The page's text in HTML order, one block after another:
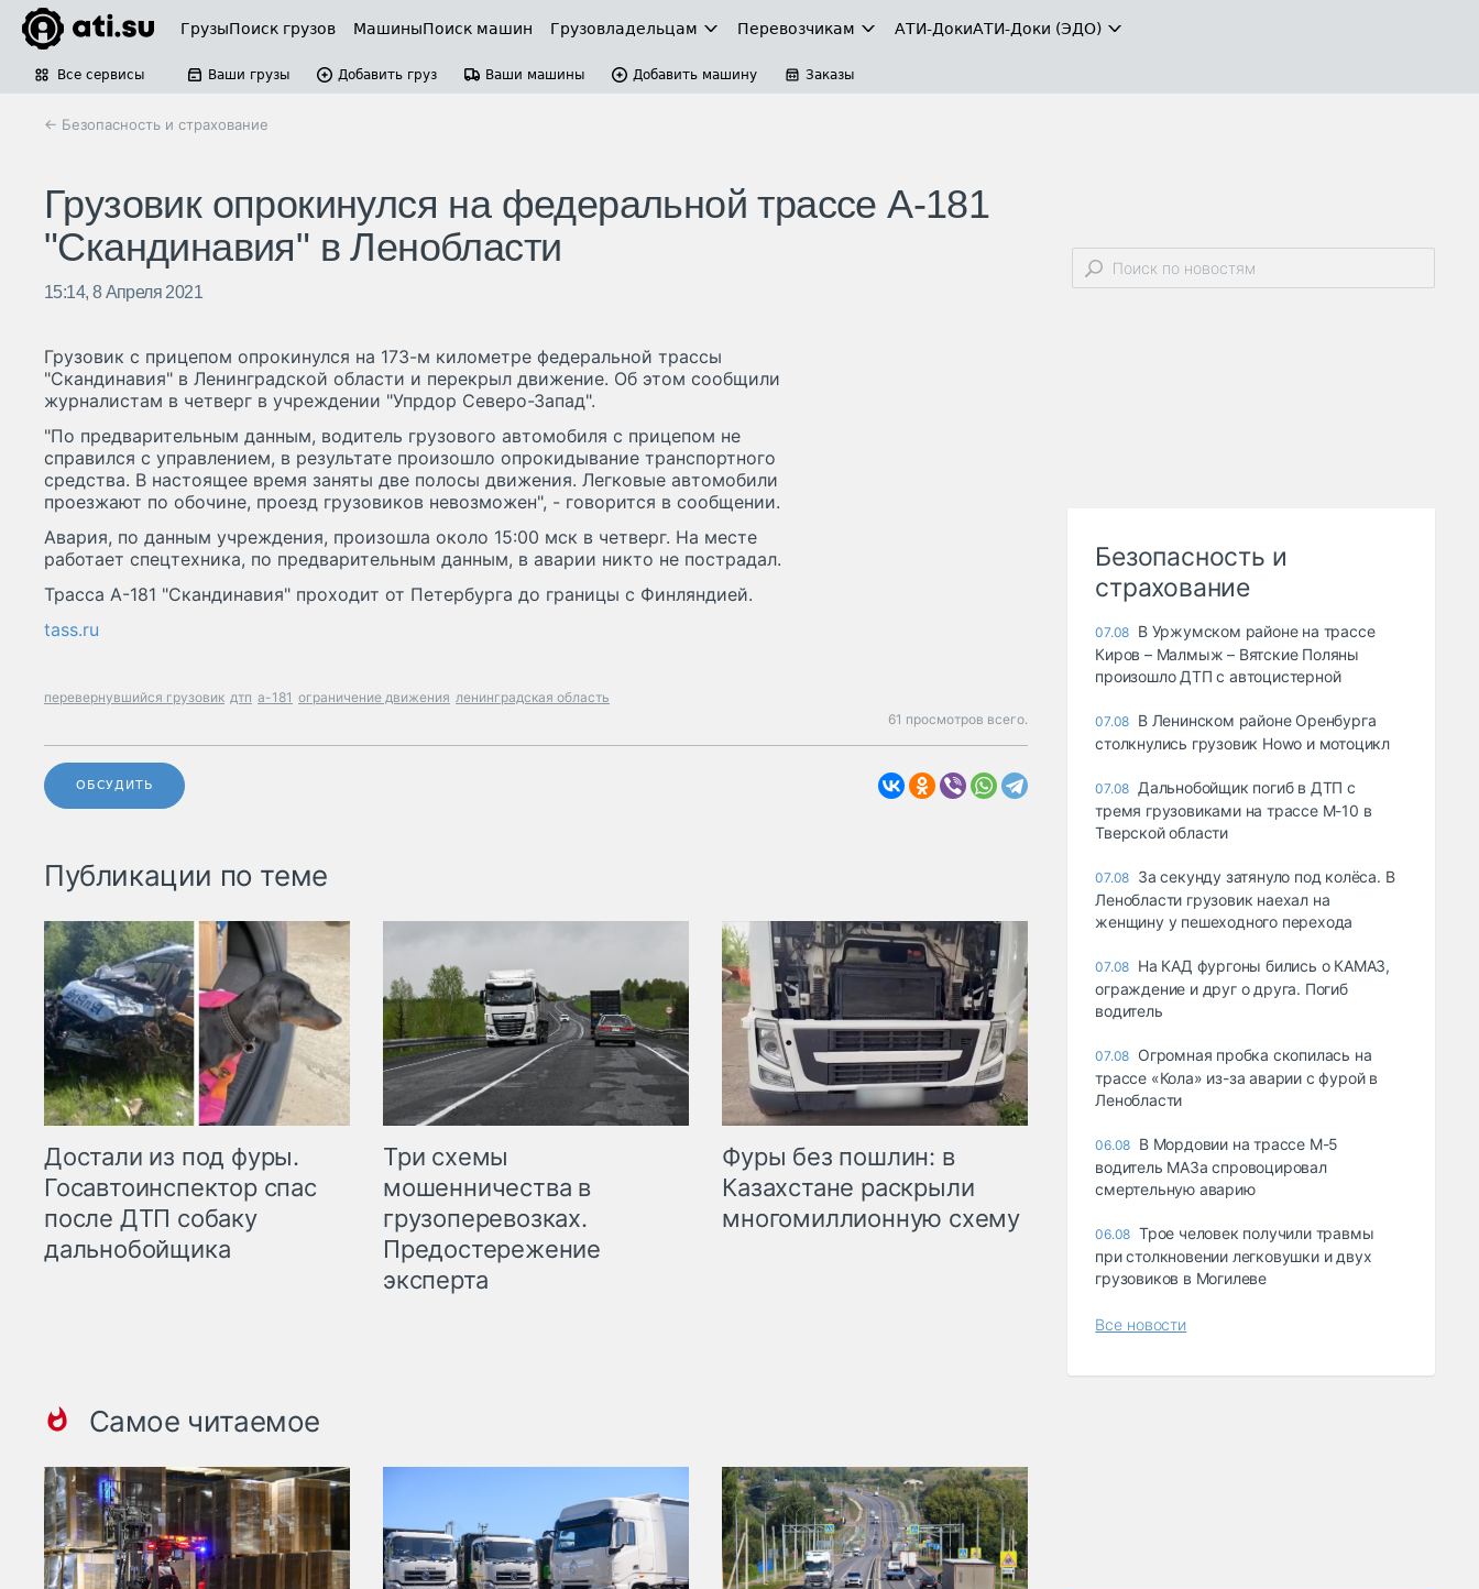
ГрузыПоиск грузов МашиныПоиск машин Грузовладельцам Перевозчикам АТИ-ДокиАТИ-Доки (ЭДО)
Все сервисы Ваши грузы Добавить груз Ваши машины Добавить машину Заказы
← Безопасность и страхование
Грузовик опрокинулся на федеральной трассе А-181
"Скандинавия" в Ленобласти
15:14, 8 Апреля 2021
Грузовик с прицепом опрокинулся на 173-м километре федеральной трассы
"Скандинавия" в Ленинградской области и перекрыл движение. Об этом сообщили
журналистам в четверг в учреждении "Упрдор Северо-Запад".
"По предварительным данным, водитель грузового автомобиля с прицепом не
справился с управлением, в результате произошло опрокидывание транспортного
средства. В настоящее время заняты две полосы движения. Легковые автомобили
проезжают по обочине, проезд грузовиков невозможен", - говорится в сообщении.
Авария, по данным учреждения, произошла около 15:00 мск в четверг. На месте
работает спецтехника, по предварительным данным, в аварии никто не пострадал.
Трасса А-181 "Скандинавия" проходит от Петербурга до границы с Финляндией.
tass.ru
перевернувшийся грузовик дтп а-181 ограничение движения ленинградская область
61 просмотров всего.
ОБСУДИТЬ
Публикации по теме
Достали из под фуры.
Госавтоинспектор спас
после ДТП собаку
дальнобойщика
Три схемы
мошенничества в
грузоперевозках.
Предостережение
эксперта
Фуры без пошлин: в
Казахстане раскрыли
многомиллионную схему
Самое читаемое
Безопасность и
страхование
07.08 В Уржумском районе на трассе
Киров – Малмыж – Вятские Поляны
произошло ДТП с автоцистерной
07.08 В Ленинском районе Оренбурга
столкнулись грузовик Howo и мотоцикл
07.08 Дальнобойщик погиб в ДТП с
тремя грузовиками на трассе М-10 в
Тверской области
07.08 За секунду затянуло под колёса. В
Ленобласти грузовик наехал на
женщину у пешеходного перехода
07.08 На КАД фургоны бились о КАМАЗ,
ограждение и друг о друга. Погиб
водитель
07.08 Огромная пробка скопилась на
трассе «Кола» из-за аварии с фурой в
Ленобласти
06.08 В Мордовии на трассе М-5
водитель МАЗа спровоцировал
смертельную аварию
06.08 Трое человек получили травмы
при столкновении легковушки и двух
грузовиков в Могилеве
Все новости